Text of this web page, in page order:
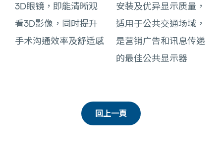
3D眼镜，即能清晰观
看3D影像，同时提升
手术沟通效率及舒适感
安装及优异显示质量，
适用于公共交通场域，
是营销广告和讯息传递
的最佳公共显示器
回上一頁